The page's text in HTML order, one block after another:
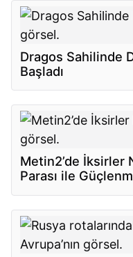
Dragos Sahilinde
Başladı
Metin2’de İksirler
Parası ile